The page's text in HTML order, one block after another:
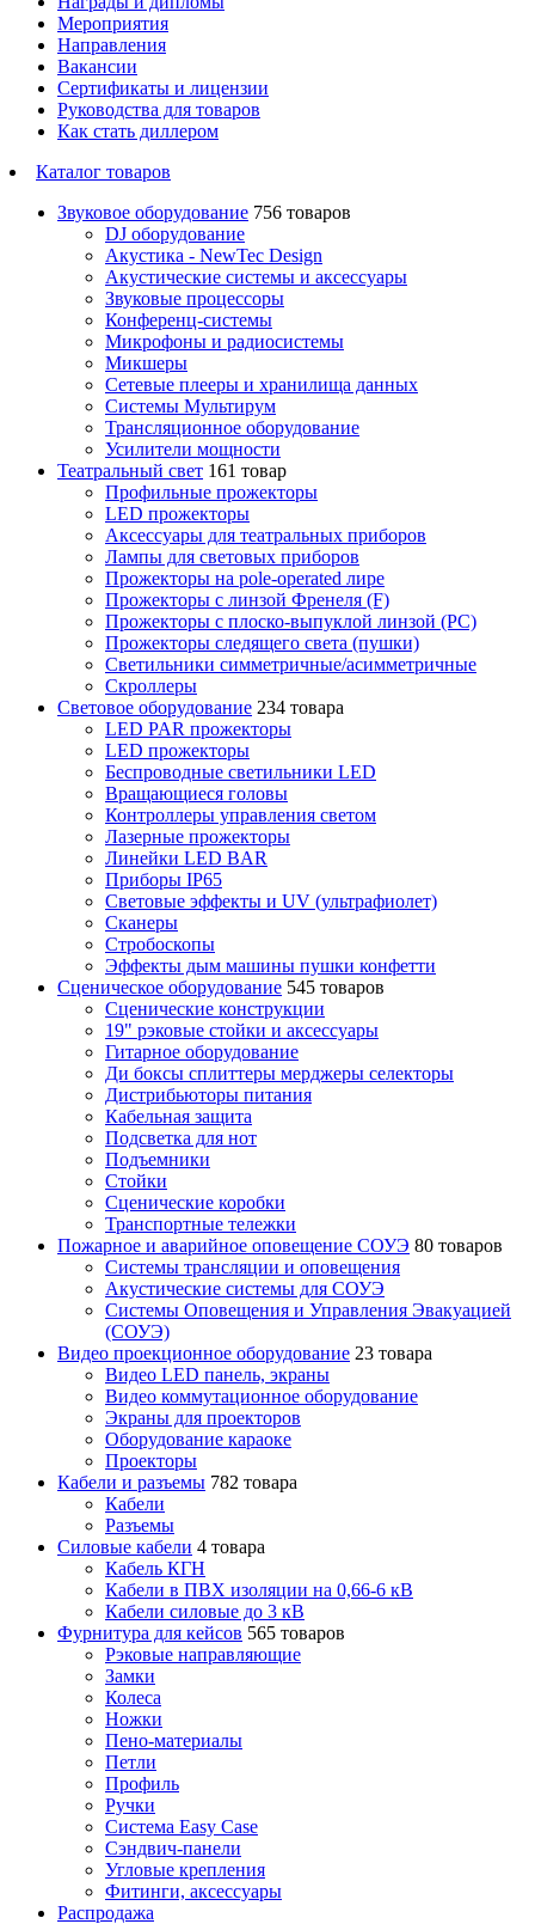
Мероприятия
Направления
Вакансии
Сертификаты и лицензии
Руководства для товаров
Как стать диллером
Каталог товаров
Звуковое оборудование 756 товаров
DJ оборудование
Акустика - NewTec Design
Акустические системы и аксессуары
Звуковые процессоры
Конференц-системы
Микрофоны и радиосистемы
Микшеры
Сетевые плееры и хранилища данных
Системы Мультирум
Трансляционное оборудование
Усилители мощности
Театральный свет 161 товар
Профильные прожекторы
LED прожекторы
Аксессуары для театральных приборов
Лампы для световых приборов
Прожекторы на pole-operated лире
Прожекторы с линзой Френеля (F)
Прожекторы с плоско-выпуклой линзой (PC)
Прожекторы следящего света (пушки)
Светильники симметричные/асимметричные
Скроллеры
Световое оборудование 234 товара
LED PAR прожекторы
LED прожекторы
Беспроводные светильники LED
Вращающиеся головы
Контроллеры управления светом
Лазерные прожекторы
Линейки LED BAR
Приборы IP65
Световые эффекты и UV (ультрафиолет)
Сканеры
Стробоскопы
Эффекты дым машины пушки конфетти
Сценическое оборудование 545 товаров
Сценические конструкции
19" рэковые стойки и аксесcуары
Гитарное оборудование
Ди боксы сплиттеры мерджеры селекторы
Дистрибьюторы питания
Кабельная защита
Подсветка для нот
Подъемники
Стойки
Сценические коробки
Транспортные тележки
Пожарное и аварийное оповещение СОУЭ 80 товаров
Cистемы трансляции и оповещения
Акустические системы для СОУЭ
Системы Оповещения и Управления Эвакуацией
(СОУЭ)
Видео проекционное оборудование 23 товара
Видео LED панель, экраны
Видео коммутационное оборудование
Экраны для проекторов
Оборудование караоке
Проекторы
Кабели и разъемы 782 товара
Кабели
Разъемы
Силовые кабели 4 товара
Кабель КГН
Кабели в ПВХ изоляции на 0,66-6 кВ
Кабели силовые до 3 кВ
Фурнитура для кейсов 565 товаров
Рэковые направляющие
Замки
Колеса
Ножки
Пено-материалы
Петли
Профиль
Ручки
Система Easy Case
Сэндвич-панели
Угловые крепления
Фитинги, аксессуары
Распродажа